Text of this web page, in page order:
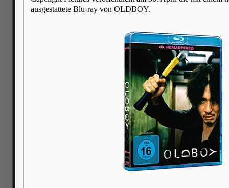
ausgestattete Blu-ray von OLDBOY.